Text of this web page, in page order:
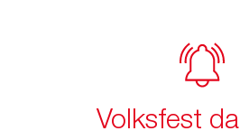
Volksfest